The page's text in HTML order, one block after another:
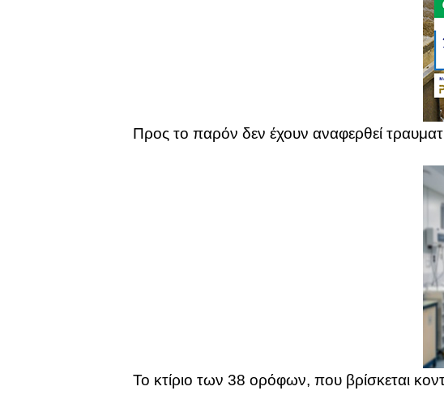
Προς το παρόν δεν έχουν αναφερθεί
Το κτίριο των 38 ορόφων, που βρίσκεται